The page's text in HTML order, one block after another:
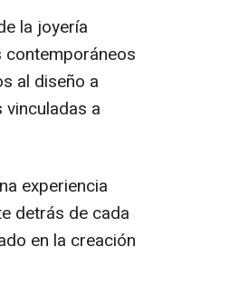
la joyería
al diseño a
a
experiencia
detrás de cada
en la creación